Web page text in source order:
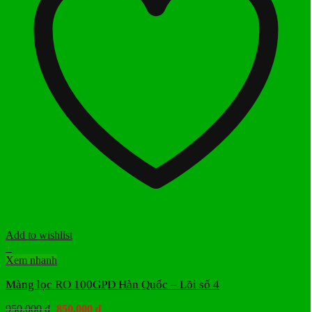
Add to wishlist
+
Xem nhanh
Màng lọc RO 100GPD Hàn Quốc – Lõi số 4
950.000₫ Giá
850.000 ₫Giá